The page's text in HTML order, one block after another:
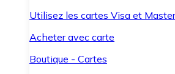
Utilisez les cartes Visa et
Acheter avec carte
Boutique - Cartes